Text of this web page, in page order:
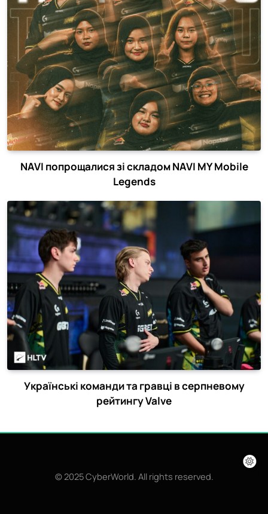
NAVI попрощалися зі складом NAVI MY Mobile
Legends
Українські команди та гравці в серпневому
рейтингу Valve
© 2025 CyberWorld. All rights reserved.